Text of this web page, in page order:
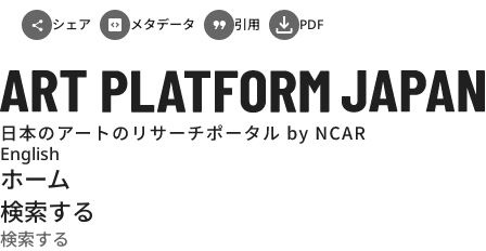
シェア メタデータ 引用 PDF
English
ホーム
検索する